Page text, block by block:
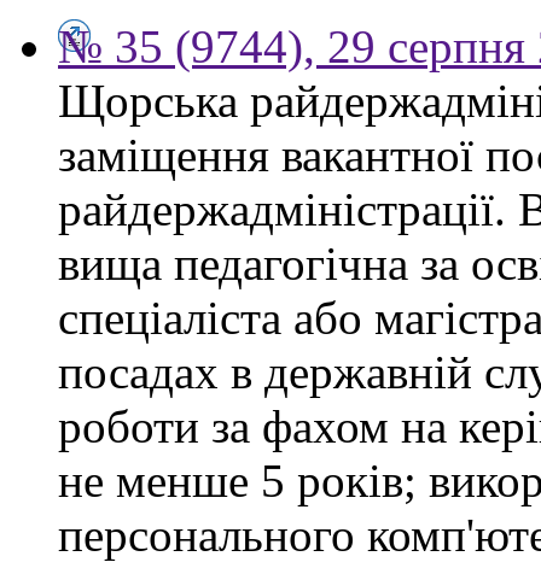
№ 35 (9744), 29 серпня
Щорська
заміщення вакантної
райдержадміністрації.
вища педагогічна за
спеціаліста або
посадах в державній
роботи за фахом на
не менше 5 років;
персонального